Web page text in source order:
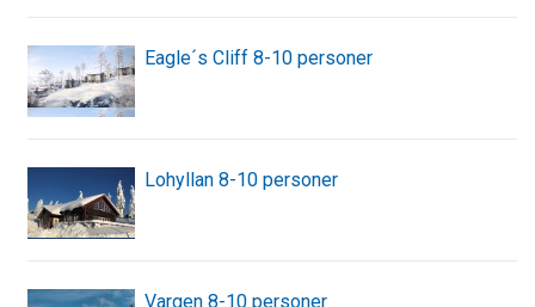
Eagle´s Cliff 8-10 personer
Lohyllan 8-10 personer
Vargen 8-10 personer